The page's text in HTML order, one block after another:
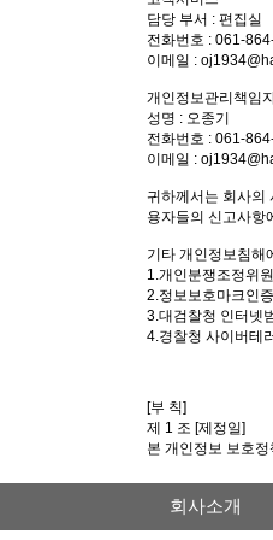
담당 부서 : 편집실
전화번호 : 061-
이메일 :
개인정보관리책임
성명 : 오종기
전화번호 : 061-
이메일 :
귀하께서는 회사의
용자들의 신고사항
기타 개인정보침해
1.개인분쟁조정위
2.정보보호마크인
3.대검찰청 인터넷
4.경찰청 사이버테
[부 칙]
제 1 조 [제정일]
본 개인정보 보호
회사소개